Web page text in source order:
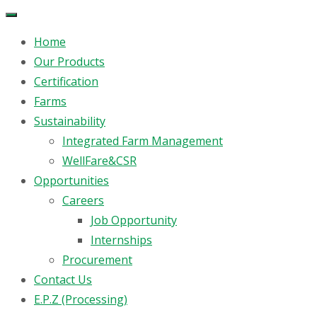
Home
Our Products
Certification
Farms
Sustainability
Integrated Farm Management
WellFare&CSR
Opportunities
Careers
Job Opportunity
Internships
Procurement
Contact Us
E.P.Z (Processing)